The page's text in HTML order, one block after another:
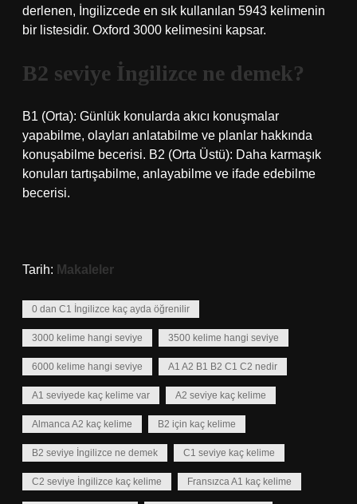
derlenen, İngilizcede en sık kullanılan 5943 kelimenin
bir listesidir. Oxford 3000 kelimesini kapsar.
B2 seviye İngilizce ne demek?
B1 (Orta): Günlük konularda akıcı konuşmalar
yapabilme, olayları anlatabilme ve planlar hakkında
konuşabilme becerisi. B2 (Orta Üstü): Daha karmaşık
konuları tartışabilme, anlayabilme ve ifade edebilme
becerisi.
Tarih: Makaleler
0 dan C1 İngilizce kaç ayda öğrenilir
3000 kelime hangi seviye 3500 kelime hangi seviye
6000 kelime hangi seviye A1 A2 B1 B2 C1 C2 nedir
A1 seviyede kaç kelime var A2 seviye kaç kelime
Almanca A2 kaç kelime B2 için kaç kelime
B2 seviye İngilizce ne demek C1 seviye kaç kelime
C2 seviye İngilizce kaç kelime Fransızca A1 kaç kelime